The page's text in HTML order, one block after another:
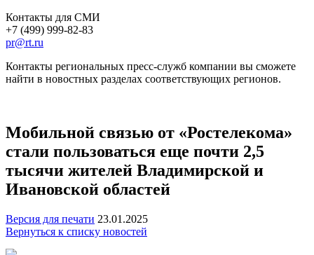
Контакты для СМИ
+7 (499) 999-82-83
pr@rt.ru
Контакты региональных пресс-служб компании вы сможете
найти в новостных разделах соответствующих регионов.
Мобильной связью от «Ростелекома»
стали пользоваться еще почти 2,5
тысячи жителей Владимирской и
Ивановской областей
Версия для печати 23.01.2025
Вернуться к списку новостей